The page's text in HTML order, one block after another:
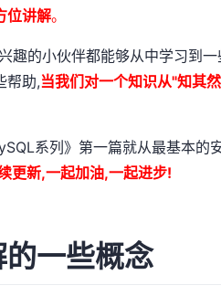
位讲解。
趣的小伙伴都能够从中学习到
帮助,当我们对一个知识从"知其
系列》第一篇就从最基本的
更新,一起加油,一起进步!
一些概念